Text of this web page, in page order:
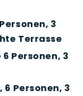
3
Terrasse
Personen, 3
6 Personen, 3